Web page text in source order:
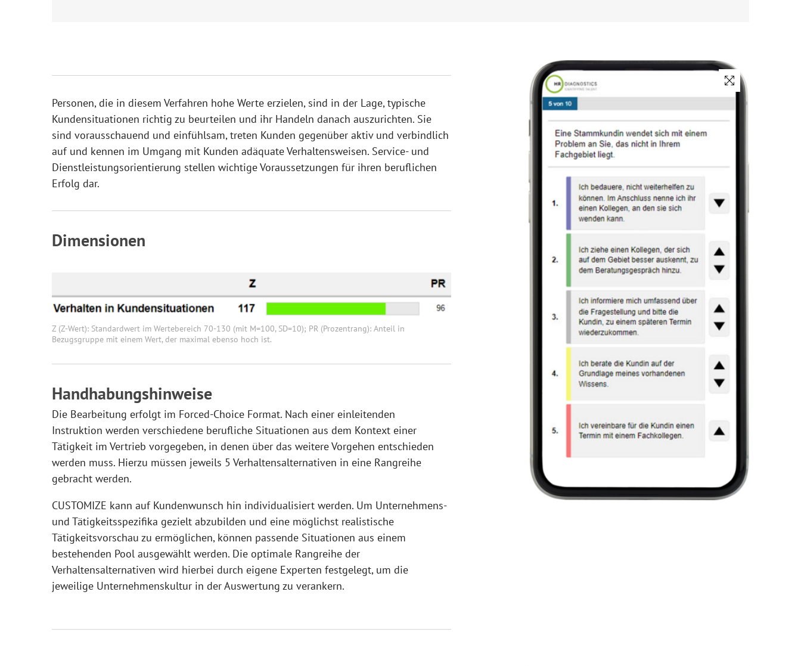
Personen, die in diesem Verfahren hohe Werte erzielen, sind in der Lage, typische
Kundensituationen richtig zu beurteilen und ihr Handeln danach auszurichten. Sie
sind vorausschauend und einfühlsam, treten Kunden gegenüber aktiv und verbindlich
auf und kennen im Umgang mit Kunden adäquate Verhaltensweisen. Service- und
Dienstleistungsorientierung stellen wichtige Voraussetzungen für ihren beruflichen
Erfolg dar.
Dimensionen
Z (Z-Wert): Standardwert im Wertebereich 70-130 (mit M=100, SD=10); PR (Prozentrang): Anteil in
Bezugsgruppe mit einem Wert, der maximal ebenso hoch ist.
Handhabungshinweise
Die Bearbeitung erfolgt im Forced-Choice Format. Nach einer einleitenden
Instruktion werden verschiedene berufliche Situationen aus dem Kontext einer
Tätigkeit im Vertrieb vorgegeben, in denen über das weitere Vorgehen entschieden
werden muss. Hierzu müssen jeweils 5 Verhaltensalternativen in eine Rangreihe
gebracht werden.
CUSTOMIZE kann auf Kundenwunsch hin individualisiert werden. Um Unternehmens-
und Tätigkeitsspezifika gezielt abzubilden und eine möglichst realistische
Tätigkeitsvorschau zu ermöglichen, können passende Situationen aus einem
bestehenden Pool ausgewählt werden. Die optimale Rangreihe der
Verhaltensalternativen wird hierbei durch eigene Experten festgelegt, um die
jeweilige Unternehmenskultur in der Auswertung zu verankern.